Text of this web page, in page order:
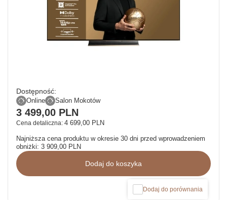
Dostępność:
Online Salon Mokotów
Cena detaliczna: 4 699,00 PLN
3 499,00 PLN
Najniższa cena produktu w okresie 30 dni przed wprowadzeniem
obniżki: 3 909,00 PLN
Dodaj do koszyka
Dodaj do porównania